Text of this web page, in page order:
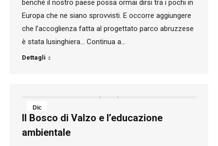
benché il nostro paese possa ormai dirsi tra i pochi in
Europa che ne siano sprovvisti. E occorre aggiungere
che l’accoglienza fatta al progettato parco abruzzese
è stata lusinghiera… Continua a…
Dettagli
Dic
29
2020
Il Bosco di Valzo e l’educazione
ambientale